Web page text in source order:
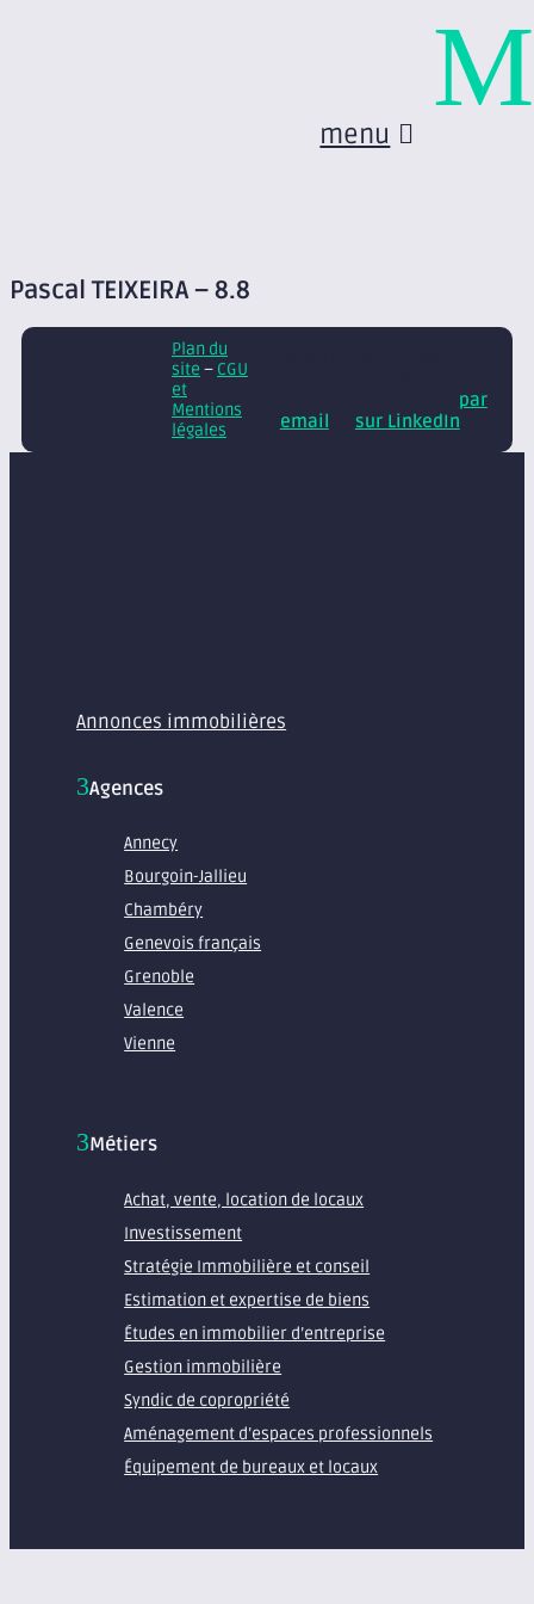
menu
Pascal TEIXEIRA – 8.8
Plan du
site – CGU
et
Mentions
légales
par
email
sur LinkedIn
Annonces immobilières
Agences
Annecy
Bourgoin-Jallieu
Chambéry
Genevois français
Grenoble
Valence
Vienne
Métiers
Achat, vente, location de locaux
Investissement
Stratégie Immobilière et conseil
Estimation et expertise de biens
Études en immobilier d’entreprise
Gestion immobilière
Syndic de copropriété
Aménagement d’espaces professionnels
Équipement de bureaux et locaux
M